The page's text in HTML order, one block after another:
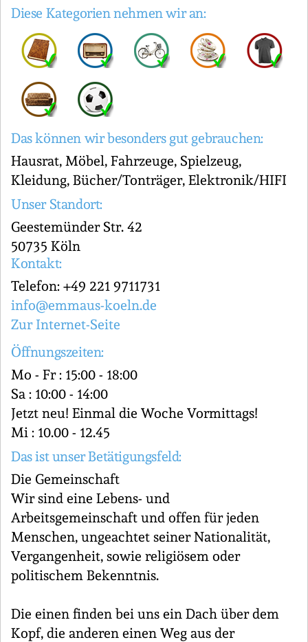
Diese Kategorien nehmen wir an:
Das können wir besonders gut gebrauchen:
Hausrat, Möbel, Fahrzeuge, Spielzeug,
Kleidung, Bücher/Tonträger, Elektronik/HIFI
Unser Standort:
Geestemünder Str. 42
50735 Köln
Kontakt:
Telefon: +49 221 9711731
info@emmaus-koeln.de
Zur Internet-Seite
Öffnungszeiten:
Mo - Fr : 15:00 - 18:00
Sa : 10:00 - 14:00
Jetzt neu! Einmal die Woche Vormittags!
Mi : 10.00 - 12.45
Das ist unser Betätigungsfeld:
Die Gemeinschaft
Wir sind eine Lebens- und
Arbeitsgemeinschaft und offen für jeden
Menschen, ungeachtet seiner Nationalität,
Vergangenheit, sowie religiösem oder
politischem Bekenntnis.
Die einen finden bei uns ein Dach über dem
Kopf, die anderen einen Weg aus der